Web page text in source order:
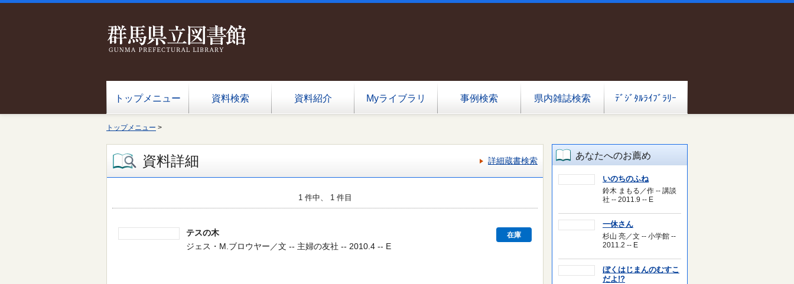
トップメニュー 資料検索 資料紹介 Myライブラリ 事例検索 県内雑誌検索 ﾃﾞｼﾞﾀﾙﾗｲﾌﾞﾗﾘｰ
トップメニュー >
資料詳細 詳細蔵書検索
1 件中、 1 件目
テスの木 在庫
ジェス・M.ブロウヤー／文 -- 主婦の友社 -- 2010.4 -- E
あなたへのお薦め
いのちのふね
鈴木 まもる／作 -- 講談
社 -- 2011.9 -- E
一休さん
杉山 亮／文 -- 小学館 --
2011.2 -- E
ぼくはじまんのむすこ
だよ!?